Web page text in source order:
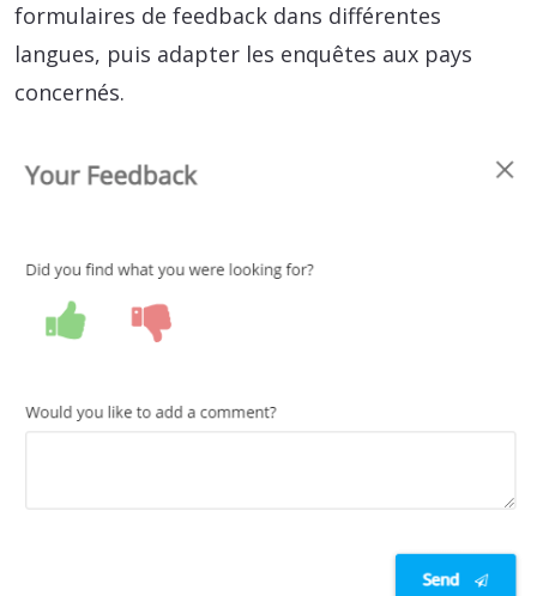
formulaires de feedback dans différentes
langues, puis adapter les enquêtes aux pays
concernés.